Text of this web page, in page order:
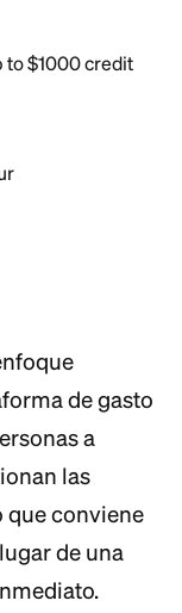
to $1000 credit
de gasto
a
las
que conviene
de una